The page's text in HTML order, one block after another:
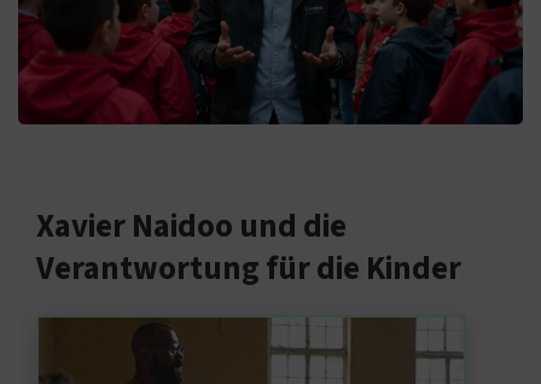
Xavier Naidoo und die
Verantwortung für die Kinder